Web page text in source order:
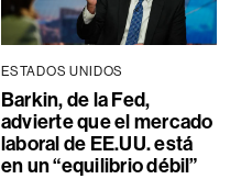
ESTADOS UNIDOS
Barkin, de la Fed,
advierte que el mercado
laboral de EE.UU. está
en un “equilibrio débil”